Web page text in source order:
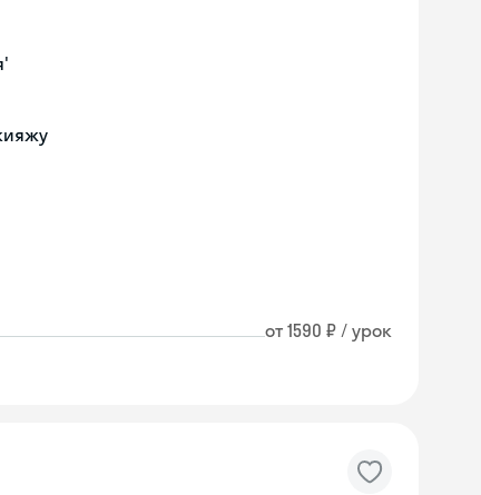
от 1590 ₽ / урок